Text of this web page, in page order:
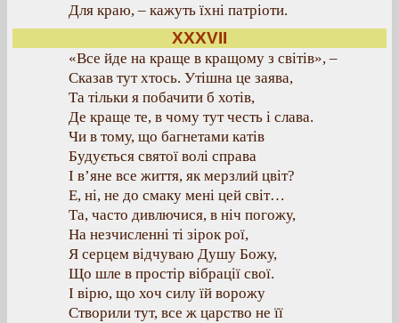
Для краю, – кажуть їхні патріоти.
XXXVII
«Все йде на краще в кращому з світів», –
Сказав тут хтось. Утішна це заява,
Та тільки я побачити б хотів,
Де краще те, в чому тут честь і слава.
Чи в тому, що багнетами катів
Будується святої волі справа
І в’яне все життя, як мерзлий цвіт?
Е, ні, не до смаку мені цей світ…
Та, часто дивлючися, в ніч погожу,
На незчисленні ті зірок рої,
Я серцем відчуваю Душу Божу,
Що шле в простір вібрації свої.
І вірю, що хоч силу їй ворожу
Створили тут, все ж царство не її